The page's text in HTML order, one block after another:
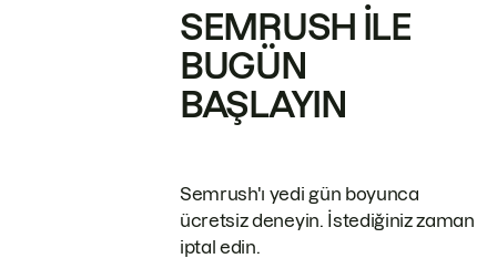
SEMRUSH ILE
BUGÜN
BAŞLAYIN
Semrush'ı yedi gün boyunca
ücretsiz deneyin. İstediğiniz zaman
iptal edin.